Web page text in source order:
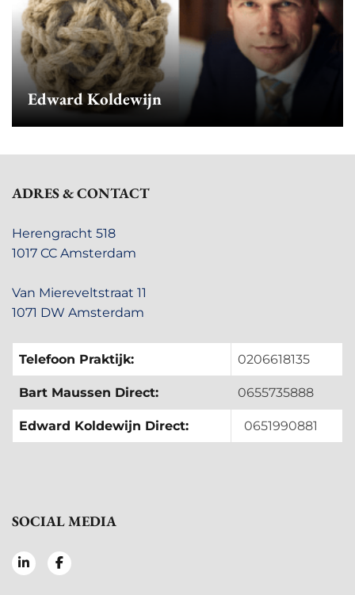
Edward Koldewijn
ADRES & CONTACT
Herengracht 518
1017 CC Amsterdam
Van Miereveltstraat 11
1071 DW Amsterdam
Telefoon Praktijk: 0206618135
Bart Maussen Direct: 0655735888
Edward Koldewijn Direct: 0651990881
SOCIAL MEDIA